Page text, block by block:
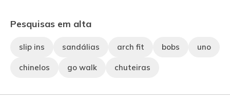
Pesquisas em alta
slip ins sandálias arch fit bobs uno
chinelos go walk chuteiras